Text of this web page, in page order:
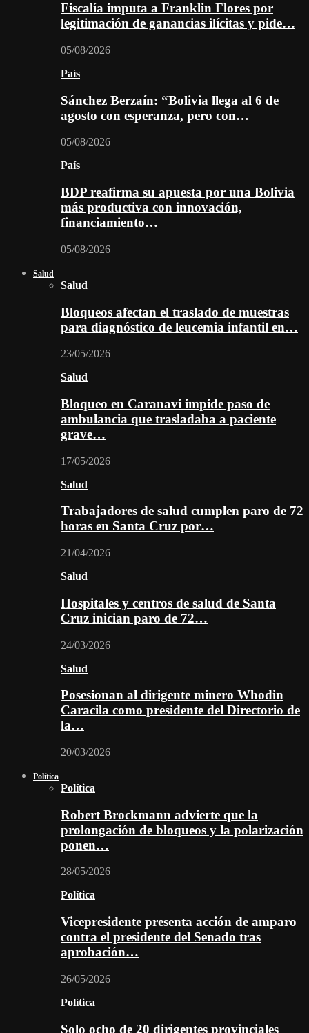
Fiscalía imputa a Franklin Flores por
legitimación de ganancias ilícitas y pide…
05/08/2026
País
Sánchez Berzaín: “Bolivia llega al 6 de
agosto con esperanza, pero con…
05/08/2026
País
BDP reafirma su apuesta por una Bolivia
más productiva con innovación,
financiamiento…
05/08/2026
Salud
Salud
Bloqueos afectan el traslado de muestras
para diagnóstico de leucemia infantil en…
23/05/2026
Salud
Bloqueo en Caranavi impide paso de
ambulancia que trasladaba a paciente
grave…
17/05/2026
Salud
Trabajadores de salud cumplen paro de 72
horas en Santa Cruz por…
21/04/2026
Salud
Hospitales y centros de salud de Santa
Cruz inician paro de 72…
24/03/2026
Salud
Posesionan al dirigente minero Whodin
Caracila como presidente del Directorio de
la…
20/03/2026
Política
Política
Robert Brockmann advierte que la
prolongación de bloqueos y la polarización
ponen…
28/05/2026
Política
Vicepresidente presenta acción de amparo
contra el presidente del Senado tras
aprobación…
26/05/2026
Política
Solo ocho de 20 dirigentes provinciales